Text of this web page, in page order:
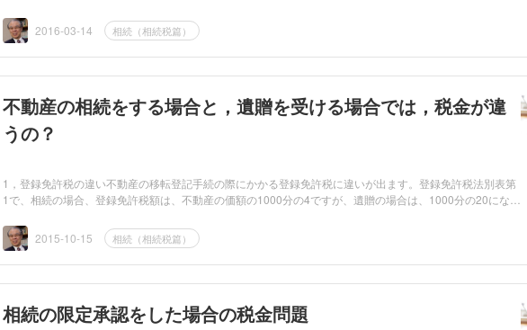
2016-03-14
相続（相続税篇）
不動産の相続をする場合と，遺贈を受ける場合では，税金が違
うの？
1，登録免許税の違い不動産の移転登記手続の際にかかる登録免許税に違いが出ます。登録免許税法別表第
1で、相続の場合、登録免許税額は、不動産の価額の1000分の4ですが、遺贈の場合は、1000分の20になり
2015-10-15
相続（相続税篇）
相続の限定承認をした場合の税金問題